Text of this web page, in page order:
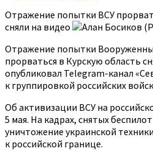
Отражение попытки ВСУ
сняли на видео
Алан Босиков
Отражение попытки
прорваться в Курскую область
опубликовал Telegram-канал
к группировкой российских
Об активизации ВСУ на
5 мая. На кадрах, снятых
уничтожение украинской
к российской границе.